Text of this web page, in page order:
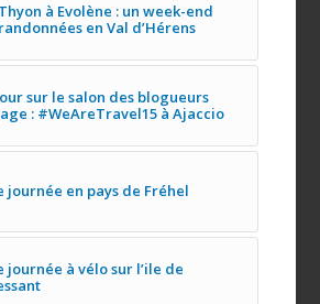
à Evolène : un week-end
en Val d’Hérens
sur le salon des blogueurs
: #WeAreTravel15 à Ajaccio
journée en pays de Fréhel
journée à vélo sur l’ile de